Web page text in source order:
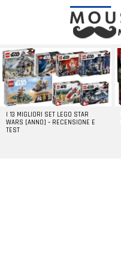
LATEST
STORIES
I 13 MIGLIORI SET LEGO STAR
WARS [ANNO] – RECENSIONE E
TEST